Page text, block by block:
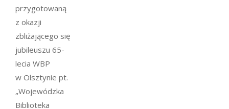
przygotowaną
z okazji
zbliżającego się
jubileuszu 65-
lecia WBP
w Olsztynie pt.
„Wojewódzka
Biblioteka